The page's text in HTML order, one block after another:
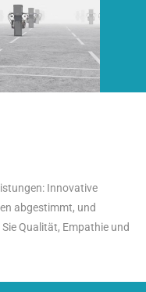
Innovative
abgestimmt, und
Qualität, Empathie und